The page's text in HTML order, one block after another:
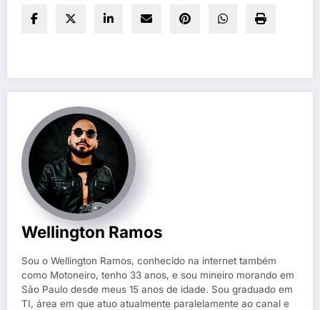
Wellington Ramos
Sou o Wellington Ramos, conhecido na internet também
como Motoneiro, tenho 33 anos, e sou mineiro morando em
São Paulo desde meus 15 anos de idade. Sou graduado em
TI, área em que atuo atualmente paralelamente ao canal e